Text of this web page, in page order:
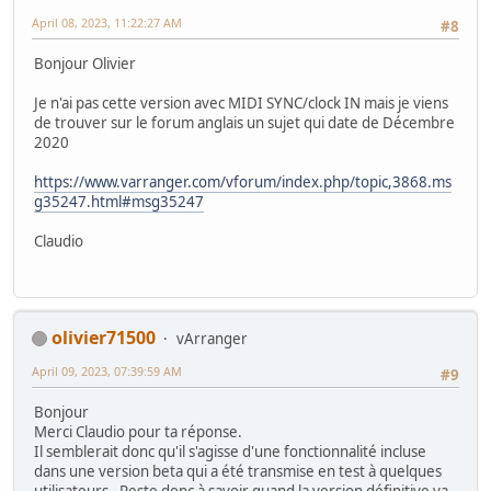
#8
April 08, 2023, 11:22:27 AM
Bonjour Olivier
Je n'ai pas cette version avec MIDI SYNC/clock IN mais je viens
de trouver sur le forum anglais un sujet qui date de Décembre
2020
https://www.varranger.com/vforum/index.php/topic,3868.ms
g35247.html#msg35247
Claudio
olivier71500
vArranger
#9
April 09, 2023, 07:39:59 AM
Bonjour
Merci Claudio pour ta réponse.
Il semblerait donc qu'il s'agisse d'une fonctionnalité incluse
dans une version beta qui a été transmise en test à quelques